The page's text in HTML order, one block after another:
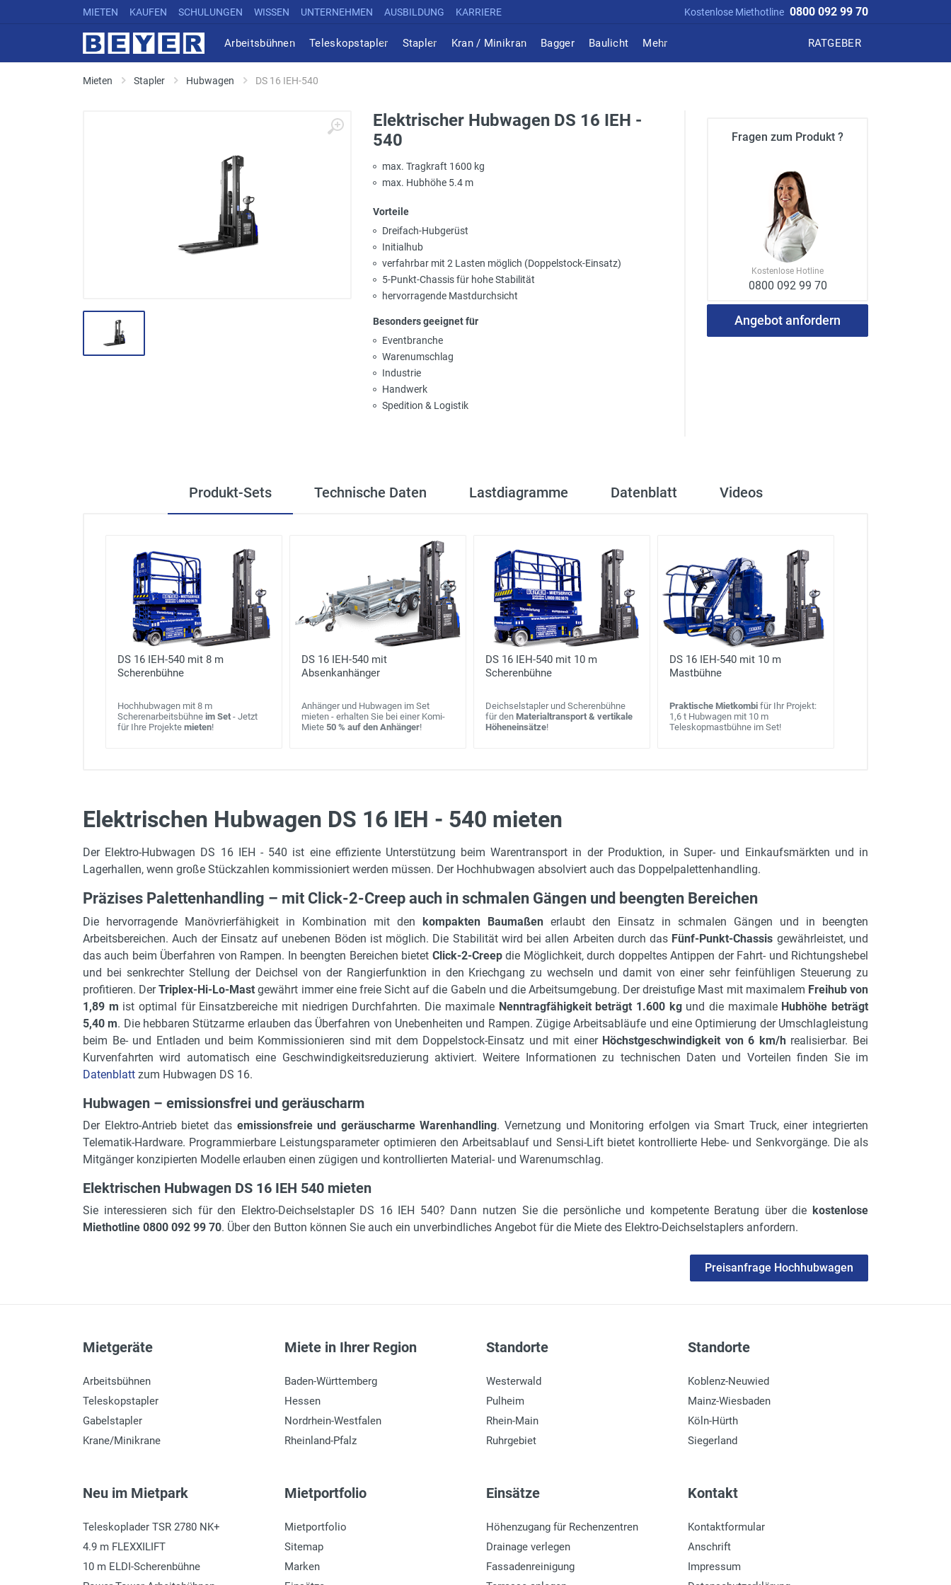
MIETEN KAUFEN SCHULUNGEN WISSEN UNTERNEHMEN AUSBILDUNG KARRIERE Kostenlose Miethotline 0800 092 99 70
Arbeitsbühnen Teleskopstapler Stapler Kran / Minikran Bagger Baulicht Mehr RATGEBER
Mieten Stapler Hubwagen DS 16 IEH-540
Elektrischer Hubwagen DS 16 IEH -
540
max. Tragkraft 1600 kg
max. Hubhöhe 5.4 m
Vorteile
Dreifach-Hubgerüst
Initialhub
verfahrbar mit 2 Lasten möglich (Doppelstock-Einsatz)
5-Punkt-Chassis für hohe Stabilität
hervorragende Mastdurchsicht
Besonders geeignet für
Eventbranche
Warenumschlag
Industrie
Handwerk
Spedition & Logistik
Fragen zum Produkt ?
Kostenlose Hotline
0800 092 99 70
Angebot anfordern
Produkt-Sets Technische Daten Lastdiagramme Datenblatt Videos
DS 16 IEH-540 mit 8 m
Scherenbühne
Hochhubwagen mit 8 m
Scherenarbeitsbühne im Set - Jetzt
für Ihre Projekte mieten!
DS 16 IEH-540 mit
Absenkanhänger
Anhänger und Hubwagen im Set
mieten - erhalten Sie bei einer Komi-
Miete 50 % auf den Anhänger!
DS 16 IEH-540 mit 10 m
Scherenbühne
Deichselstapler und Scherenbühne
für den Materialtransport & vertikale
Höheneinsätze!
DS 16 IEH-540 mit 10 m
Mastbühne
Praktische Mietkombi für Ihr Projekt:
1,6 t Hubwagen mit 10 m
Teleskopmastbühne im Set!
max. Hubhöhe
5.4 m
Länge mit Gabeln
2.08 m
Leergewicht
max. Tragkraft
1600 kg
Lastschwerpunkt
600 mm
Gerätebreite in m
0.79 m
Antrieb
Elektro
Bereifung
Vulkollan-Tandem-Gabelrollen
Gerätehöhe in m
2.38 m
Freihub
1.89 m
Motorleistung in kW
Gabelzinken H, B, L
60 x 180 x 1200 mm
verkranbar
ja
Fahrgeschwindigkeit max.
360° Produktvorstellung
Elektrischen Hubwagen DS 16 IEH - 540 mieten
Der Elektro-Hubwagen DS 16 IEH - 540 ist eine effiziente Unterstützung beim Warentransport in der Produktion, in Super- und Einkaufsmärkten und in
Lagerhallen, wenn große Stückzahlen kommissioniert werden müssen. Der Hochhubwagen absolviert auch das Doppelpalettenhandling.
Präzises Palettenhandling – mit Click-2-Creep auch in schmalen Gängen und beengten Bereichen
Die hervorragende Manövrierfähigkeit in Kombination mit den kompakten Baumaßen erlaubt den Einsatz in schmalen Gängen und in beengten
Arbeitsbereichen. Auch der Einsatz auf unebenen Böden ist möglich. Die Stabilität wird bei allen Arbeiten durch das Fünf-Punkt-Chassis gewährleistet, und
das auch beim Überfahren von Rampen. In beengten Bereichen bietet Click-2-Creepdie Möglichkeit, durch doppeltes Antippen der Fahrt- und Richtungshebel
und bei senkrechter Stellung der Deichsel von der Rangierfunktion in den Kriechgang zu wechseln und damit von einer sehr feinfühligen Steuerung zu
profitieren. DerTriplex-Hi-Lo-Mast gewährt immer eine freie Sicht auf die Gabeln und die Arbeitsumgebung. Der dreistufige Mast mit maximalem Freihub von
1,89 m ist optimal für Einsatzbereiche mit niedrigen Durchfahrten. Die maximale Nenntragfähigkeit beträgt 1.600 kgund die maximale Hubhöhe beträgt
5,40 m. Die hebbaren Stützarme erlauben das Überfahren von Unebenheiten und Rampen. Zügige Arbeitsabläufe und eine Optimierung der Umschlagleistung
beim Be- und Entladen und beim Kommissionieren sind mit dem Doppelstock-Einsatz und mit einer Höchstgeschwindigkeit von 6 km/hrealisierbar. Bei
Kurvenfahrten wird automatisch eine Geschwindigkeitsreduzierung aktiviert. Weitere Informationen zu technischen Daten und Vorteilen finden Sie im
Datenblatt zum Hubwagen DS 16.
Hubwagen – emissionsfrei und geräuscharm
Der Elektro-Antrieb bietet das emissionsfreie und geräuscharme Warenhandling. Vernetzung und Monitoring erfolgen via Smart Truck, einer integrierten
Telematik-Hardware. Programmierbare Leistungsparameter optimieren den Arbeitsablauf und Sensi-Lift bietet kontrollierte Hebe- und Senkvorgänge. Die als
Mitgänger konzipierten Modelle erlauben einen zügigen und kontrollierten Material- und Warenumschlag.
Elektrischen Hubwagen DS 16 IEH 540 mieten
Sie interessieren sich für den Elektro-Deichselstapler DS 16 IEH 540? Dann nutzen Sie die persönliche und kompetente Beratung über die kostenlose
Miethotline 0800 092 99 70. Über den Button können Sie auch ein unverbindliches Angebot für die Miete des Elektro-Deichselstaplers anfordern.
Preisanfrage Hochhubwagen
Mietgeräte
Arbeitsbühnen
Teleskopstapler
Gabelstapler
Krane/Minikrane
Miete in Ihrer Region
Baden-Württemberg
Hessen
Nordrhein-Westfalen
Rheinland-Pfalz
Standorte
Westerwald
Pulheim
Rhein-Main
Ruhrgebiet
Standorte
Koblenz-Neuwied
Mainz-Wiesbaden
Köln-Hürth
Siegerland
Neu im Mietpark
Teleskoplader TSR 2780 NK+
4.9 m FLEXXILIFT
10 m ELDI-Scherenbühne
Mietportfolio
Mietportfolio
Sitemap
Marken
Einsätze
Höhenzugang für Rechenzentren
Drainage verlegen
Fassadenreinigung
Kontakt
Kontaktformular
Anschrift
Impressum